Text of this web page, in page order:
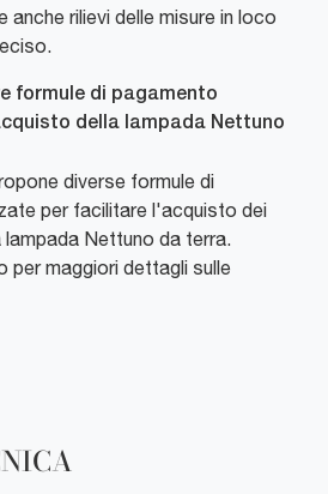
anche rilievi delle misure in loco
formule di pagamento
della lampada Nettuno
diverse formule di
per facilitare l'acquisto dei
Nettuno da terra.
per maggiori dettagli sulle